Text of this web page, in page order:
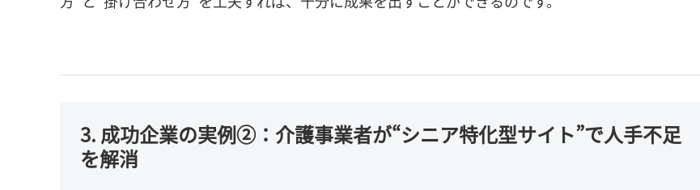
3. 成功企業の実例②：介護事業者が“シニア特化型サイト”で人手不足
を解消